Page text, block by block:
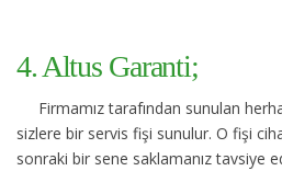
4. Altus Garanti;
Firmamız tarafından sunulan
sizlere bir servis fişi sunulur. O fişi
sonraki bir sene saklamanız tavsiye